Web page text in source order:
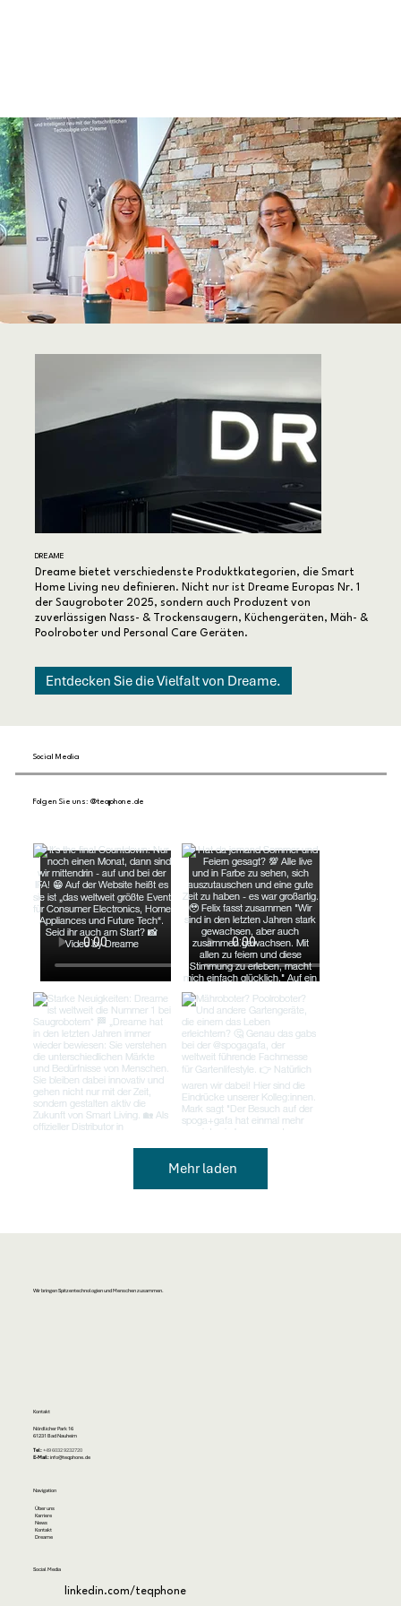
DREAME
Dreame bietet verschiedenste Produktkategorien, die Smart
Home Living neu definieren. Nicht nur ist Dreame Europas Nr. 1
der Saugroboter 2025, sondern auch Produzent von
zuverlässigen Nass- & Trockensaugern, Küchengeräten, Mäh- &
Poolroboter und Personal Care Geräten.
Entdecken Sie die Vielfalt von Dreame.
Social Media
Folgen Sie uns: @teqphone.de
Mehr laden
Wir bringen Spitzentechnologien und Menschen zusammen.
Kontakt
Nördlicher Park 16
61231 Bad Nauheim
Tel:+49 6032 9232720
E-Mail:info@teqphone.de
Navigation
Über uns
Karriere
News
Kontakt
Dreame
Social Media
linkedin.com/teqphone